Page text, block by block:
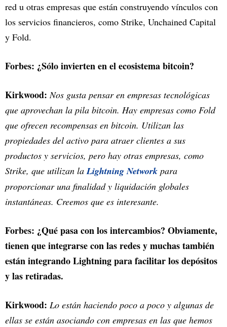
red u otras empresas que están construyendo vínculos con
los servicios financieros, como Strike, Unchained Capital
y Fold.
Forbes: ¿Sólo invierten en el ecosistema bitcoin?
Kirkwood:Nos gusta pensar en empresas tecnológicas
que aprovechan la pila bitcoin. Hay empresas como Fold
que ofrecen recompensas en bitcoin. Utilizan las
propiedades del activo para atraer clientes a sus
productos y servicios, pero hay otras empresas, como
Strike, que utilizan la Lightning Network para
proporcionar una finalidad y liquidación globales
instantáneas. Creemos que es interesante.
Forbes: ¿Qué pasa con los intercambios? Obviamente,
tienen que integrarse con las redes y muchas también
están integrando Lightning para facilitar los depósitos
y las retiradas.
Kirkwood: Lo están haciendo poco a poco y algunas de
ellas se están asociando con empresas en las que hemos